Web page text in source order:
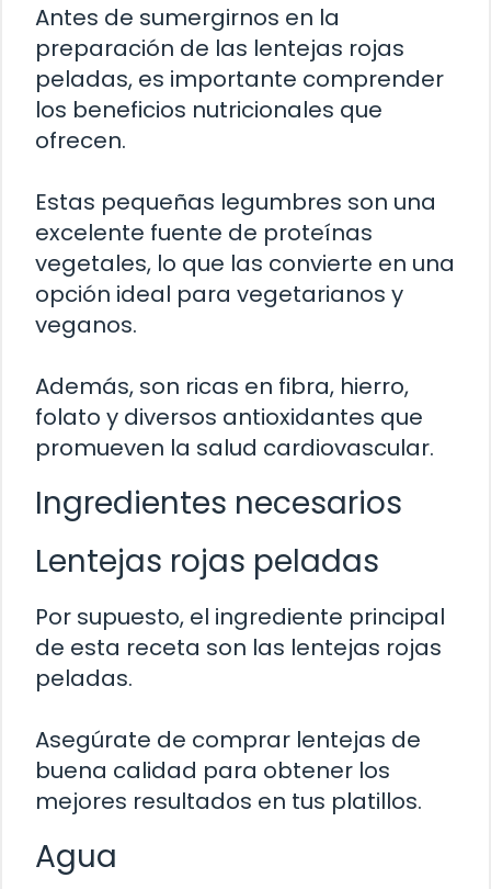
Antes de sumergirnos en la
preparación de las lentejas rojas
peladas, es importante comprender
los beneficios nutricionales que
ofrecen.
Estas pequeñas legumbres son una
excelente fuente de proteínas
vegetales, lo que las convierte en una
opción ideal para vegetarianos y
veganos.
Además, son ricas en fibra, hierro,
folato y diversos antioxidantes que
promueven la salud cardiovascular.
Ingredientes necesarios
Lentejas rojas peladas
Por supuesto, el ingrediente principal
de esta receta son las lentejas rojas
peladas.
Asegúrate de comprar lentejas de
buena calidad para obtener los
mejores resultados en tus platillos.
Agua